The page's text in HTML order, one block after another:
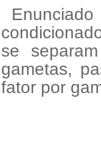
se
gametas,
fator por